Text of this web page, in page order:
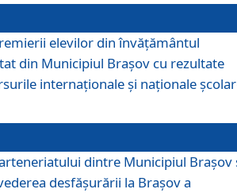
elevilor din învățământul
din Municipiul Brașov cu rezultate
internaționale și naționale
dintre Municipiul Brașov
desfăşurării la Brașov a